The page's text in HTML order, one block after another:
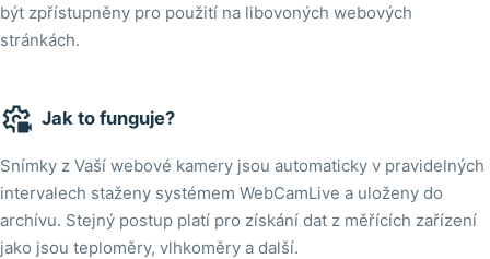
být zpřístupněny pro použití na libovoných webových
stránkách.
 Jak to funguje?
Snímky z Vaší webové kamery jsou automaticky v pravidelných
intervalech staženy systémem WebCamLive a uloženy do
archívu. Stejný postup platí pro získání dat z měřících zařízení
jako jsou teploměry, vlhkoměry a další.